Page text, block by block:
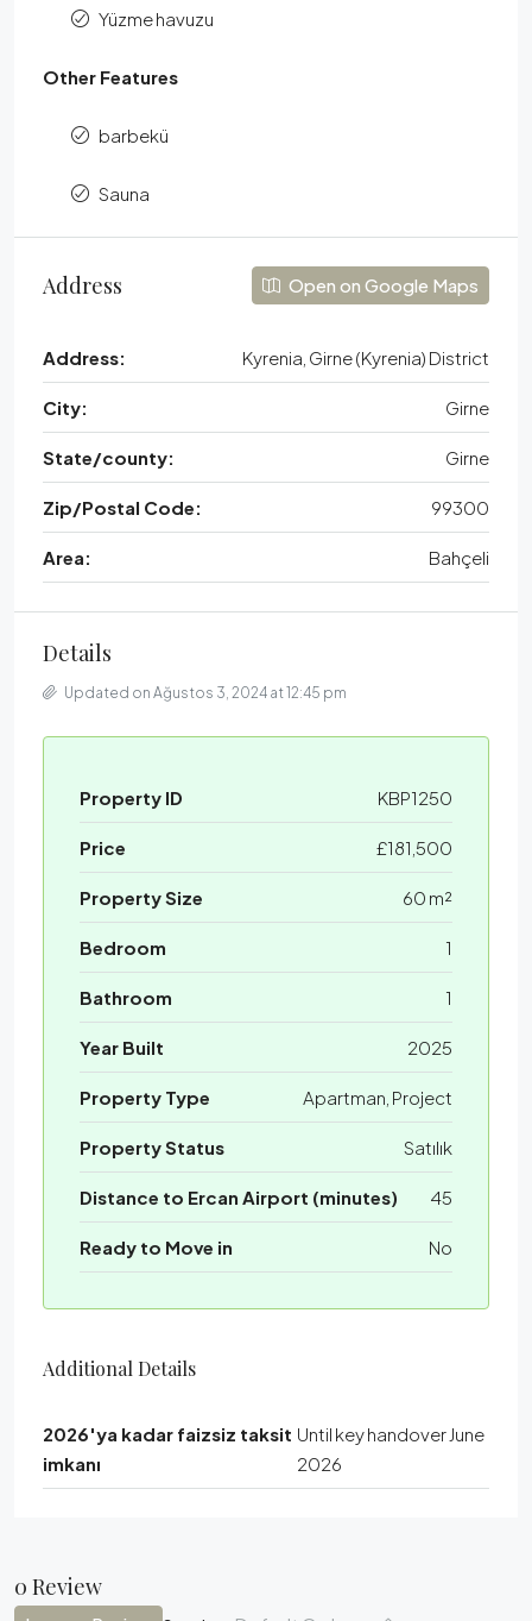
Yüzme havuzu
Other Features
barbekü
Sauna
Address Open on Google Maps
Address: Kyrenia, Girne (Kyrenia) District
City: Girne
State/county: Girne
Zip/Postal Code: 99300
Area: Bahçeli
Details
Updated on Ağustos 3, 2024 at 12:45 pm
Property ID KBP1250
Price £181,500
Property Size 60 m²
Bedroom 1
Bathroom 1
Year Built 2025
Property Type Apartman, Project
Property Status Satılık
Distance to Ercan Airport (minutes) 45
Ready to Move in No
Additional Details
2026'ya kadar faizsiz taksit
imkanı
Until key handover June
2026
0 Review